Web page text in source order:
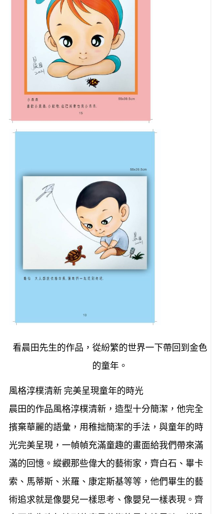
看晨田先生的作品，從紛繁的世界一下帶回到金色
的童年。
風格淳樸清新 完美呈現童年的時光
晨田的作品風格淳樸清新，造型十分簡潔，他完全
擯棄華麗的語彙，用稚拙簡潔的手法，與童年的時
光完美呈現，一幀幀充滿童趣的畫面給我們帶來滿
滿的回憶。縱觀那些偉大的藝術家，齊白石、畢卡
索、馬蒂斯、米羅、康定斯基等等，他們畢生的藝
術追求就是像嬰兒一樣思考、像嬰兒一樣表現。齊